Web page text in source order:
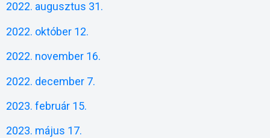
2022. augusztus 31.
2022. október 12.
2022. november 16.
2022. december 7.
2023. február 15.
2023. május 17.